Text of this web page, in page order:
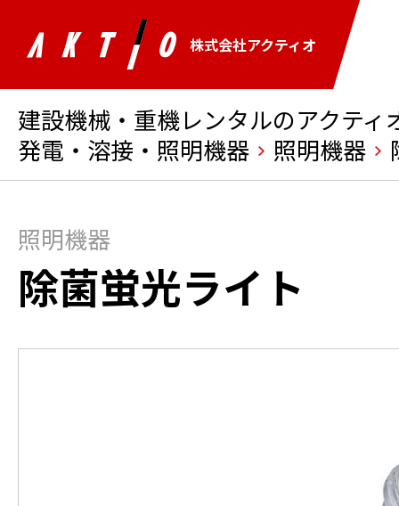
株式会社アクティオ
建設機械・重機レンタルのアクティ
発電・溶接・照明機器
照明機器
照明機器
除菌蛍光ライト